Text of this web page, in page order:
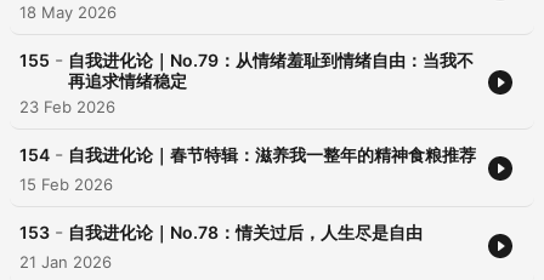
18 May 2026
155 - 自我进化论｜No.79：从情绪羞耻到情绪自由：当我不
再追求情绪稳定
23 Feb 2026
154 - 自我进化论｜春节特辑：滋养我一整年的精神食粮推荐
15 Feb 2026
153 - 自我进化论｜No.78：情关过后，人生尽是自由
21 Jan 2026